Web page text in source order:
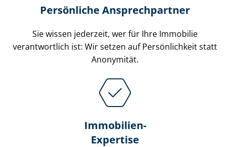
Persönliche Ansprechpartner
Sie wissen jederzeit, wer für Ihre Immobilie
verantwortlich ist: Wir setzen auf Persönlichkeit statt
Anonymität.
Immobilien-
Expertise